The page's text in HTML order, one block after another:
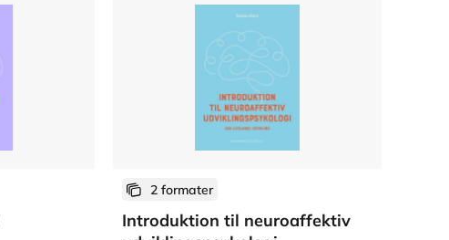
2 formater
Introduktion til neuroaffektiv